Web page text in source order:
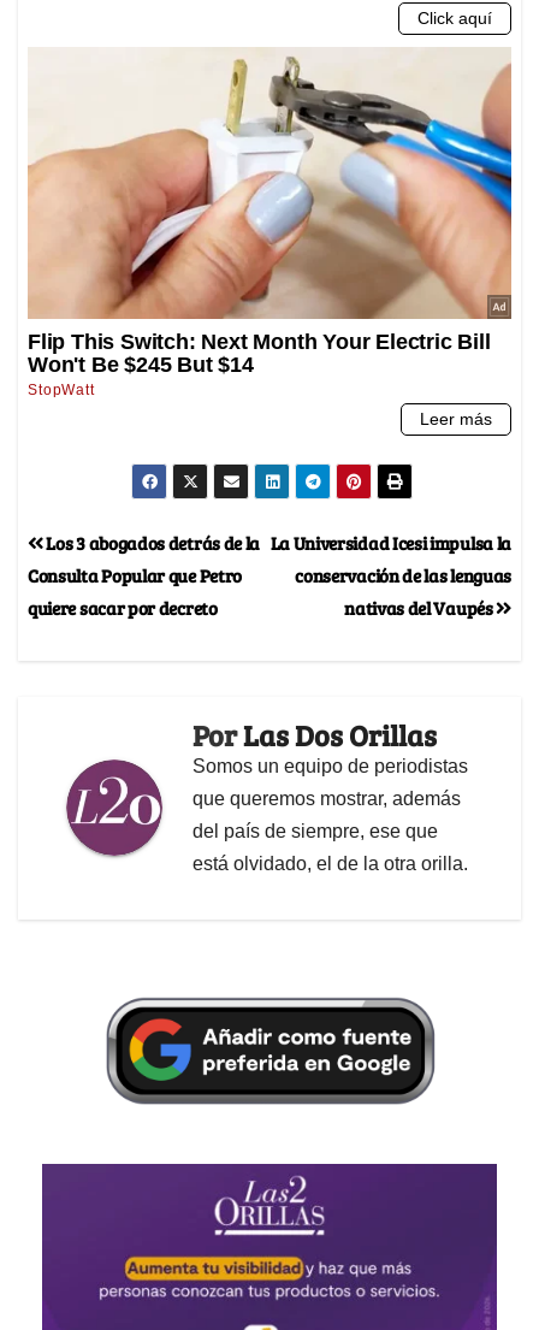
La Universidad Icesi impulsa la
conservación de las lenguas
nativas del Vaupés
Los 3 abogados detrás de la
Consulta Popular que Petro
quiere sacar por decreto
PorLas Dos Orillas
Somos un equipo de periodistas
que queremos mostrar, además
del país de siempre, ese que
está olvidado, el de la otra orilla.